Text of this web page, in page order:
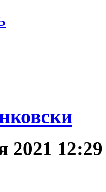
2021 12:29